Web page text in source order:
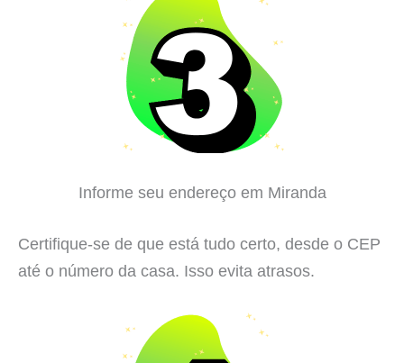
Informe seu endereço em Miranda
Certifique-se de que está tudo certo, desde o CEP
até o número da casa. Isso evita atrasos.